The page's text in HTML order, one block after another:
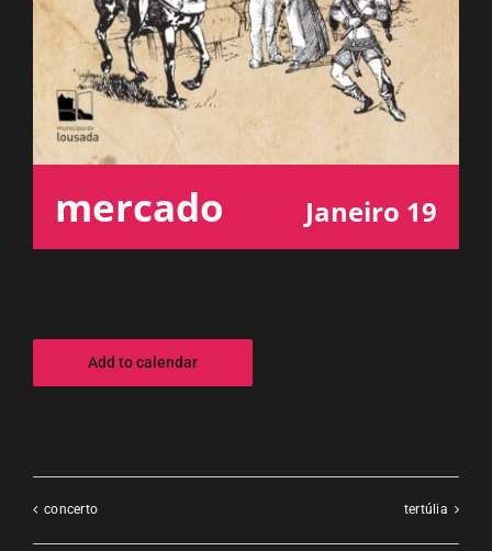
mercado Janeiro 19
Add to calendar
concerto tertúlia